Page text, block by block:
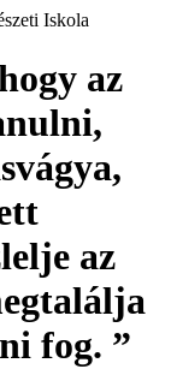
az
az
fog. ”